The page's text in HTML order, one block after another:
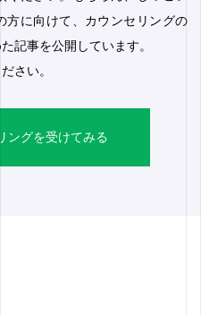
方に向けて、カウンセリングの
記事を公開しています。
さい。
ングを受けてみる